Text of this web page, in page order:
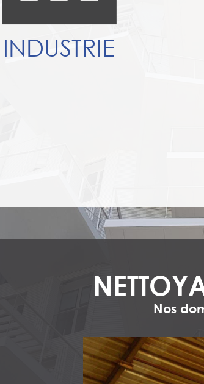
INDUSTRIE
Nos